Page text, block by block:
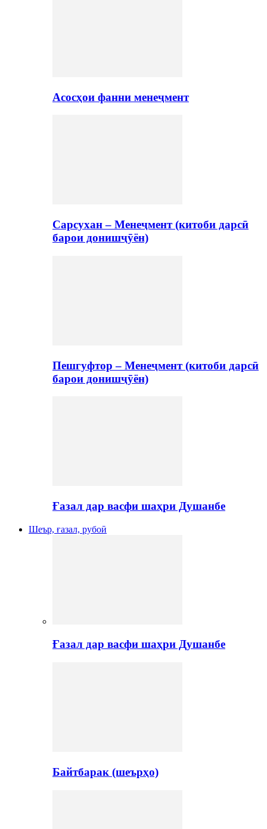
Асосҳои фанни менеҷмент
Сарсухан – Менеҷмент (китоби дарсӣ
барои донишҷӯён)
Пешгуфтор – Менеҷмент (китоби дарсӣ
барои донишҷӯён)
Ғазал дар васфи шаҳри Душанбе
Шеър, ғазал, рубоӣ
Ғазал дар васфи шаҳри Душанбе
Байтбарак (шеърҳо)